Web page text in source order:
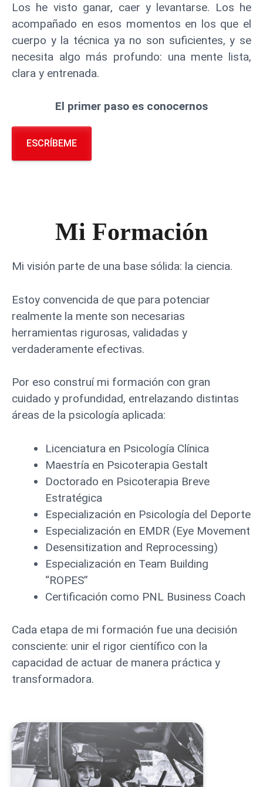
Los he visto ganar, caer y levantarse. Los he
acompañado en esos momentos en los que el
cuerpo y la técnica ya no son suficientes, y se
necesita algo más profundo: una mente lista,
clara y entrenada.
El primer paso es conocernos
ESCRÍBEME
Mi Formación
Mi visión parte de una base sólida: la ciencia.
Estoy convencida de que para potenciar
realmente la mente son necesarias
herramientas rigurosas, validadas y
verdaderamente efectivas.
Por eso construí mi formación con gran
cuidado y profundidad, entrelazando distintas
áreas de la psicología aplicada:
Licenciatura en Psicología Clínica
Maestría en Psicoterapia Gestalt
Doctorado en Psicoterapia Breve
Estratégica
Especialización en Psicología del Deporte
Especialización en EMDR (Eye Movement
Desensitization and Reprocessing)
Especialización en Team Building
“ROPES”
Certificación como PNL Business Coach
Cada etapa de mi formación fue una decisión
consciente: unir el rigor científico con la
capacidad de actuar de manera práctica y
transformadora.